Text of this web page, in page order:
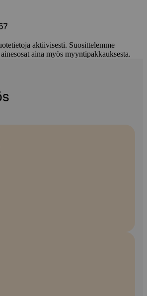
aktiivisesti. Suosittelemme
aina myös myyntipakkauksesta.